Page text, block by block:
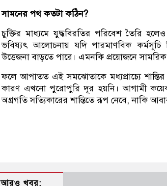
সামনের পথ কতটা কঠিন?
চুক্তির মাধ্যমে যুদ্ধবিরতির পরিবেশ তৈরি
ভবিষ্যৎ আলোচনায় যদি পারমাণবিক
উত্তেজনা বাড়তে পারে। এমনকি প্রয়োজনে
ফলে আপাতত এই সমঝোতাকে মধ্যপ্রাচ্যে
কারণ এখনো পুরোপুরি দূর হয়নি। আগামী
অগ্রগতি সত্যিকারের শান্তিতে রূপ নেবে, নাকি
আরও খবর: